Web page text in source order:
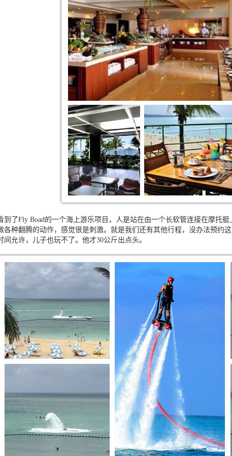
到了Fly Boad的一个海上游乐项目，人是站在由一个长软管连接在摩托
各种翻腾的动作，感觉很是刺激。就是我们还有其他行程，没办法预约
间允许，儿子也玩不了。他才30公斤出点头。